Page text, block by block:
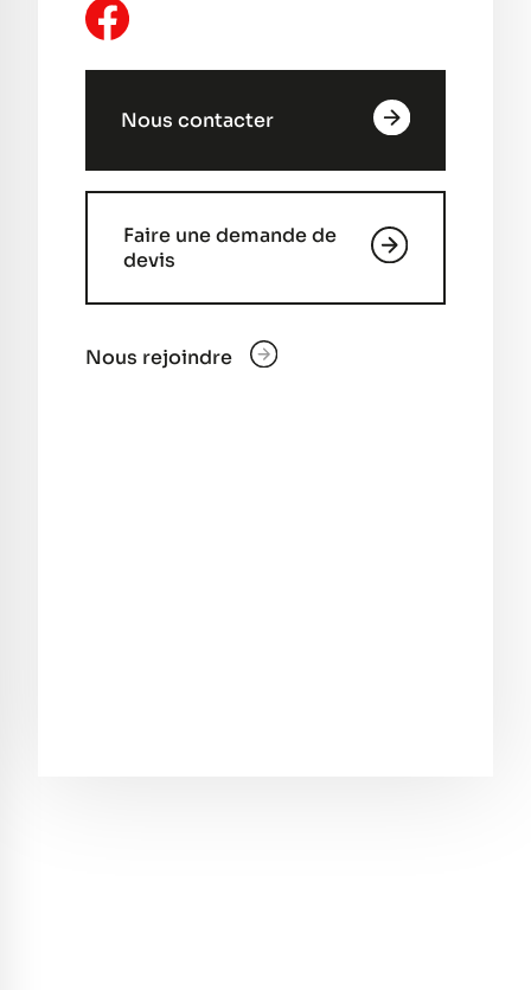
Nous contacter
Faire une demande de
devis
Nous rejoindre